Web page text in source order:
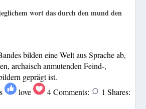
wort das durch den mund den
bilden eine Welt aus Sprache ab,
archaisch anmutenden Feind-,
geprägt ist.
love 4 Comments: 1 Shares: